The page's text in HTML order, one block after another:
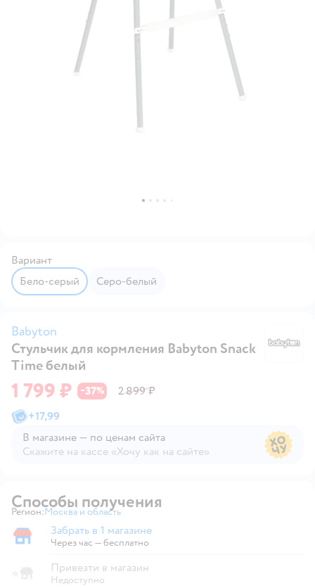
Вариант
Бело-серый
Серо-белый
Babyton
Стульчик для кормления Babyton Snack
Time белый
1 799 ₽ −37%
2 899 ₽
+17,99
В магазине — по ценам сайта
Скажите на кассе «Хочу как на сайте»
Способы получения
Регион: Выбор адреса доставки.
Москва и область
Забрать в магазине
Забрать в 1 магазине
Через час — бесплатно
Привезти в магазин
Недоступно